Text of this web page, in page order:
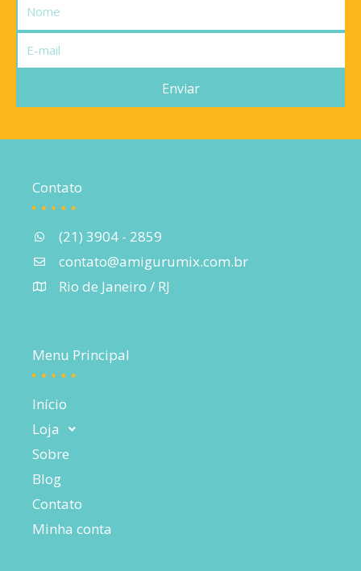
Nome
mail
Enviar
Contato
(21) 3904 - 2859
contato@amigurumix.com.br
Rio de Janeiro / RJ
Menu Principal
Início
Loja
Sobre
Blog
Contato
Minha conta